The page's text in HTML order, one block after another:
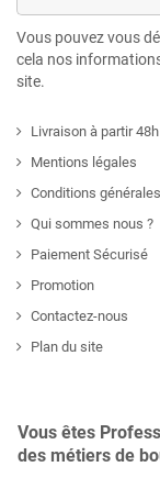
Vous pouvez vous
cela nos
site.
Livraison à partir 48h
Mentions légales
Conditions
Qui sommes nous ?
Paiement Sécurisé
Promotion
Contactez-nous
Plan du site
Vous êtes
des métiers de